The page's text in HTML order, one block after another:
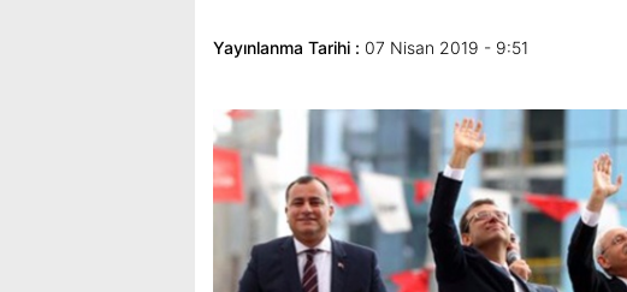
Yayınlanma Tarihi : 07 Nisan 2019 - 9:51